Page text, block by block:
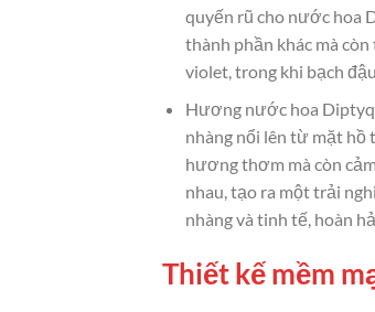
quyến rũ cho nước hoa
thành phần khác mà
violet, trong khi bạch
Hương nước hoa
nhàng nổi lên từ mặt hồ
hương thơm mà còn
nhau, tạo ra một trải
nhàng và tinh tế, hoàn
Thiết kế mềm